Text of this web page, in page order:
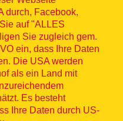
durch, Facebook,
auf "ALLES
Sie zugleich gem.
ein, dass Ihre Daten
Die USA werden
als ein Land mit
Es besteht
Ihre Daten durch US-